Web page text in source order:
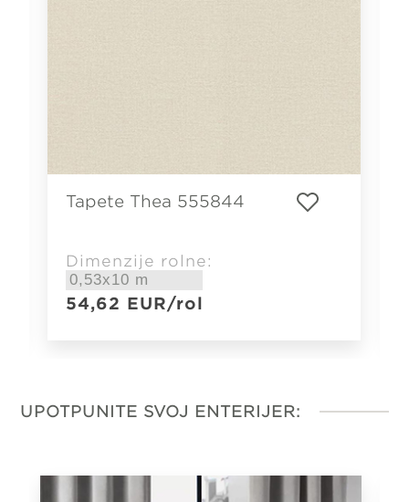
Tapete Thea 555844
Dimenzije rolne:
54,62 EUR/rol
UPOTPUNITE SVOJ ENTERIJER: